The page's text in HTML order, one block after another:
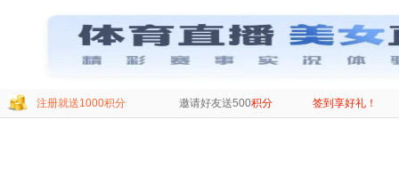
注册就送1000积分 邀请好友送500积分 签到享好礼！